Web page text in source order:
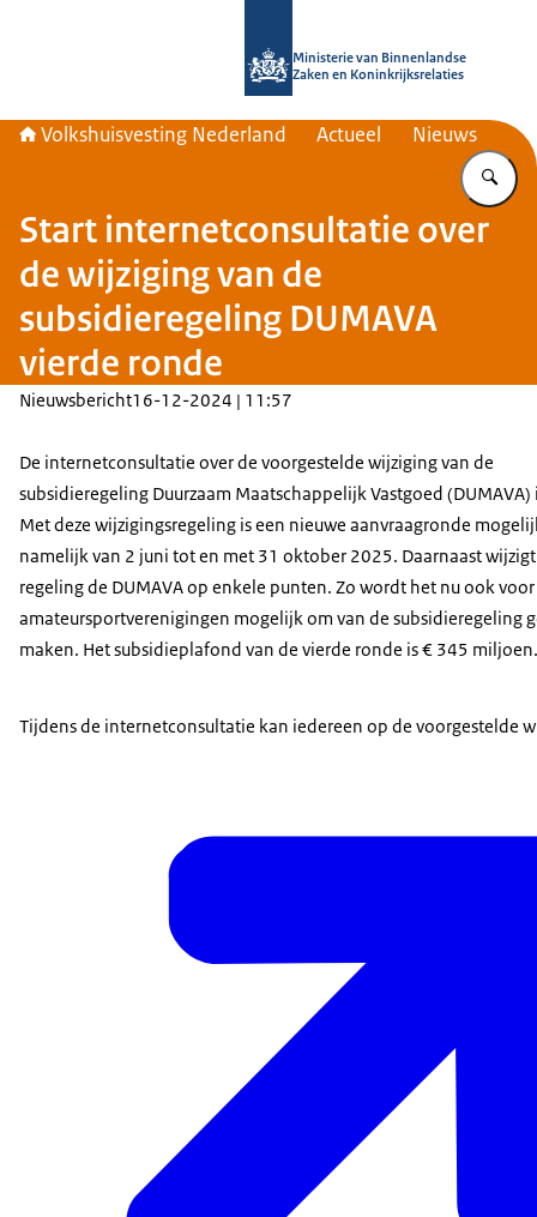
Ministerie van Binnenlandse
Zaken en Koninkrijksrelaties
Volkshuisvesting Nederland Actueel Nieuws
Start internetconsultatie over
de wijziging van de
subsidieregeling DUMAVA
vierde ronde
Nieuwsbericht16-12-2024 | 11:57
De internetconsultatie over de voorgestelde wijziging van de
subsidieregeling Duurzaam Maatschappelijk Vastgoed (DUMAVA)
Met deze wijzigingsregeling is een nieuwe aanvraagronde
namelijk van 2 juni tot en met 31 oktober 2025. Daarnaast
regeling de DUMAVA op enkele punten. Zo wordt het nu ook voor
amateursportverenigingen mogelijk om van de subsidieregeling
maken. Het subsidieplafond van de vierde ronde is € 345 miljoen.
Tijdens de internetconsultatie kan iedereen op de voorgestelde